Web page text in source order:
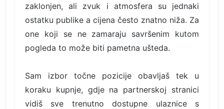
zaklonjen, ali zvuk i atmosfera su jednaki
ostatku publike a cijena često znatno niža. Za
one koji se ne zamaraju savršenim kutom
pogleda to može biti pametna ušteda.
Sam izbor točne pozicije obavljaš tek u
koraku kupnje, gdje na partnerskoj stranici
vidiš sve trenutno dostupne ulaznice s